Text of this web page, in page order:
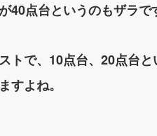
40点台というのもザラで
トで、10点台、20点台
すよね。